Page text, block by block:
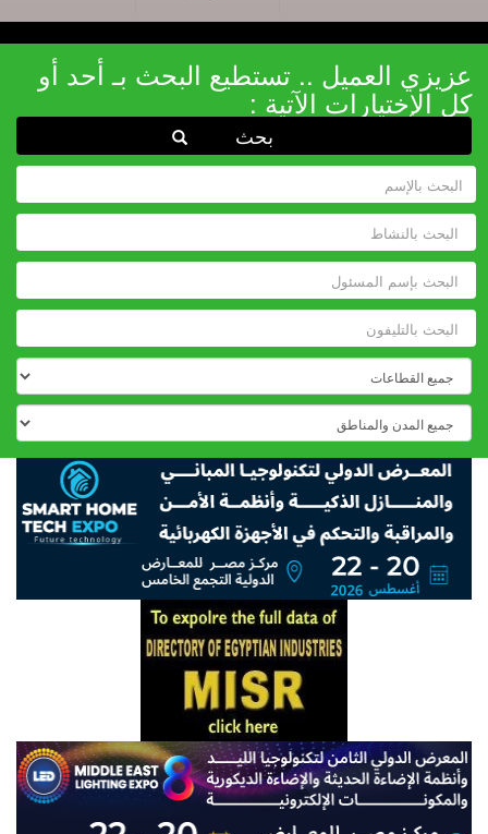
عزيزي العميل .. تستطيع البحث بـ أحد أو
كل الإختيارات الآتية :